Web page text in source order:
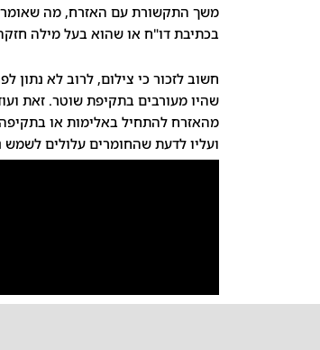
משך התקשורת עם האזרח, מה שאומר,
בכתיבת דו"ח או שהוא בעל מילה
שהיו מעורבים בתקיפת שוטר. זאת
מהאזרח להתחיל באלימות או
ועליו לדעת שהחומרים עלולים